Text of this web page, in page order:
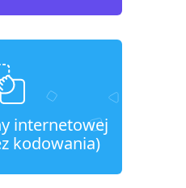
internetowej
kodowania)